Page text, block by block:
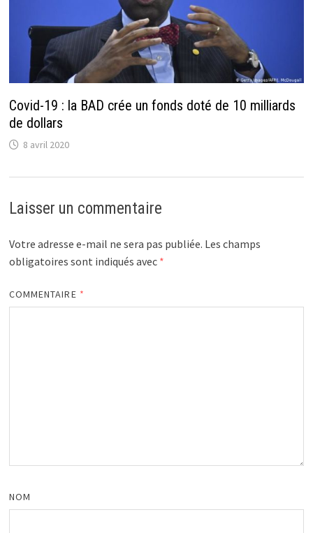
Covid-19 : la BAD crée un fonds doté de 10 milliards
de dollars
8 avril 2020
Laisser un commentaire
Votre adresse e-mail ne sera pas publiée. Les champs
obligatoires sont indiqués avec *
COMMENTAIRE *
NOM